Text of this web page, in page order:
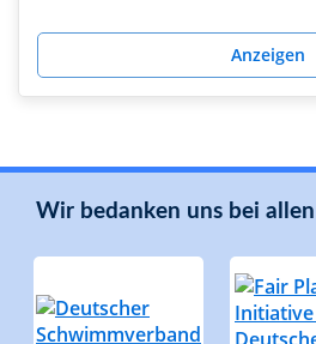
Anzeigen
Wir bedanken uns bei